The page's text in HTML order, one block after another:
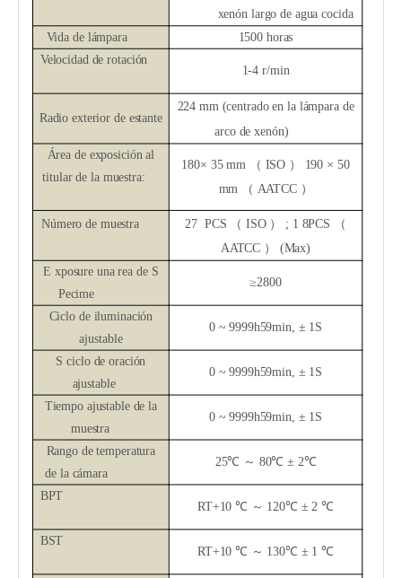
xenón largo de agua cocida
Vida de lámpara
1500 horas
Velocidad de rotación
1-4r/min
Radio exterior de estante
224 mm (centrado en la lámpara de
arco de xenón)
Área de exposición al
titular de la muestra:
180× 35 mm （ ISO ） 190 × 50
mm （ AATCC ）
Número de muestra 27 PCS （ ISO ） ; 1 8PCS （
AATCC ） (Max)
E xposure unarea ​​de S
Pecime
≥2800
Ciclo de iluminación
ajustable
0 ~ 9999h59min, ± 1S
Sciclo de oración
ajustable
0 ~ 9999h59min, ± 1S
Tiempo ajustable de la
muestra
0 ~ 9999h59min, ± 1S
Rango de temperatura
de la cámara
25℃ ～ 80℃ ± 2℃
BPT
RT+10℃ ～ 120℃ ± 2℃
BST
RT+10℃ ～ 130℃ ± 1℃